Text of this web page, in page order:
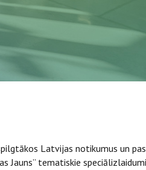
Latvijas notikumus un
Jauns” tematiskie